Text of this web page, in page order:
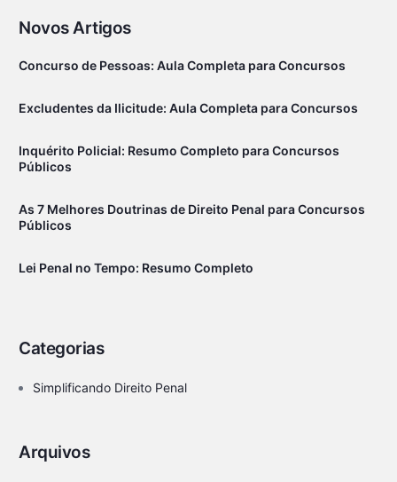
Novos Artigos
Concurso de Pessoas: Aula Completa para Concursos
Excludentes da Ilicitude: Aula Completa para Concursos
Inquérito Policial: Resumo Completo para Concursos
Públicos
As 7 Melhores Doutrinas de Direito Penal para Concursos
Públicos
Lei Penal no Tempo: Resumo Completo
Categorias
Simplificando Direito Penal
Arquivos